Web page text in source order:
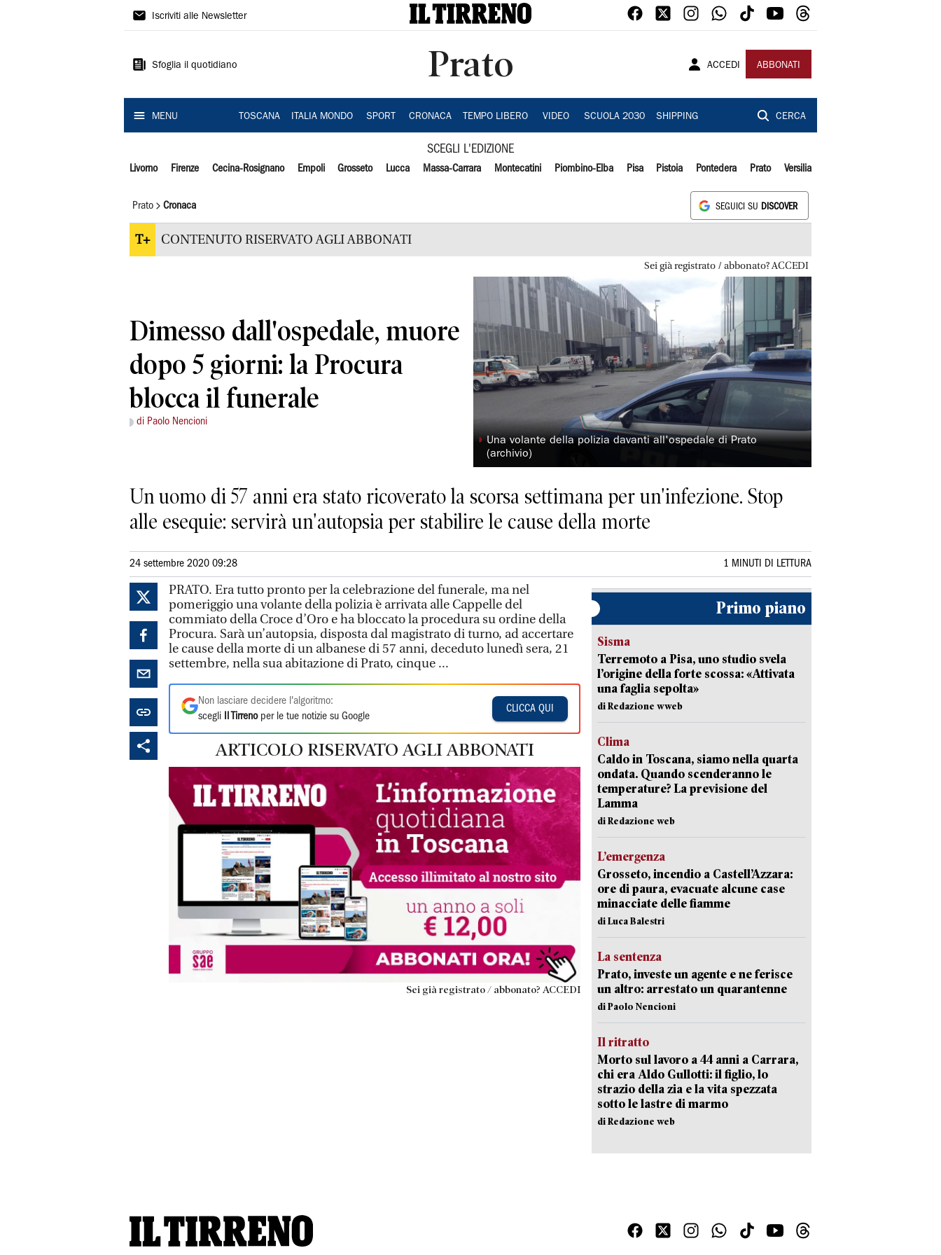
Il
Iscriviti alle Newsletter
Sfoglia il quotidiano Prato ACCEDI ABBONATI
MENU TOSCANA ITALIA MONDO SPORT CRONACA TEMPO LIBERO VIDEO SCUOLA 2030 SHIPPING CERCA
SCEGLI L'EDIZIONE
Livorno Firenze Cecina-Rosignano Empoli Grosseto Lucca Massa-Carrara Montecatini Piombino-Elba Pisa Pistoia Pontedera Prato Versilia
Prato Cronaca SEGUICI SU DISCOVER
T+ CONTENUTO RISERVATO AGLI ABBONATI
Sei già registrato / abbonato? ACCEDI
Dimesso dall'ospedale, muore
dopo 5 giorni: la Procura
blocca il funerale
di Paolo Nencioni
◗ Una volante della polizia davanti all'ospedale di Prato
(archivio)
Un uomo di 57 anni era stato ricoverato la scorsa settimana per un'infezione. Stop
alle esequie: servirà un'autopsia per stabilire le cause della morte
24 settembre 2020 09:28 1 MINUTI DI LETTURA
PRATO. Era tutto pronto per la celebrazione del funerale, ma nel
pomeriggio una volante della polizia è arrivata alle Cappelle del
commiato della Croce d’Oro e ha bloccato la procedura su ordine della
Procura. Sarà un’autopsia, disposta dal magistrato di turno, ad accertare
le cause della morte di un albanese di 57 anni, deceduto lunedì sera, 21
settembre, nella sua abitazione di Prato, cinque ...
Non lasciare decidere l'algoritmo:
scegli
Il Tirrenoper le tue notizie su Google
CLICCA QUI
ARTICOLO RISERVATO AGLI ABBONATI
Sei già registrato / abbonato? ACCEDI
Primo piano
Sisma
Terremoto a Pisa, uno studio svela
l’origine della forte scossa: «Attivata
una faglia sepolta»
di Redazione wweb
Clima
Caldo in Toscana, siamo nella quarta
ondata. Quando scenderanno le
temperature? La previsione del
Lamma
di Redazione web
L’emergenza
Grosseto, incendio a Castell’Azzara:
ore di paura, evacuate alcune case
minacciate delle fiamme
di Luca Balestri
La sentenza
Prato, investe un agente e ne ferisce
un altro: arrestato un quarantenne
di Paolo Nencioni
Il ritratto
Morto sul lavoro a 44 anni a Carrara,
chi era Aldo Gullotti: il figlio, lo
strazio della zia e la vita spezzata
sotto le lastre di marmo
di Redazione web